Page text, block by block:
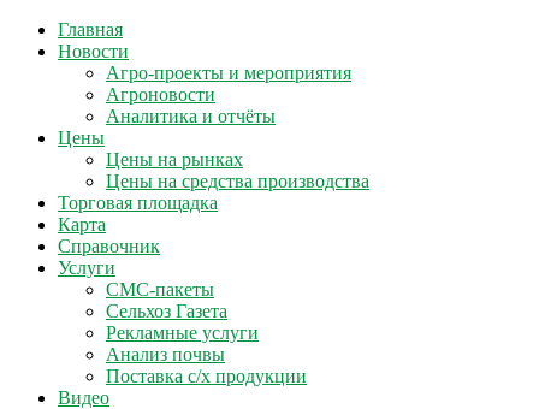
Главная
Новости
Агро-проекты и мероприятия
Агроновости
Аналитика и отчёты
Цены
Цены на рынках
Цены на средства производства
Торговая площадка
Карта
Справочник
Услуги
СМС-пакеты
Сельхоз Газета
Рекламные услуги
Анализ почвы
Поставка с/х продукции
Видео